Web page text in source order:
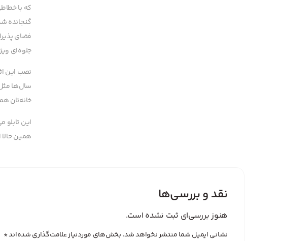
که با
گنجانده
فضای
جلوه‌ای
نصب این
سال‌ها
خانه‌تان
این تابلو
همین حالا
نقد و بررسی‌ها
هنوز بررسی‌ای ثبت نشده است.
نشانی ایمیل شما منتشر نخواهد شد. بخش‌های موردنیاز علامت‌گذاری شده‌اند*